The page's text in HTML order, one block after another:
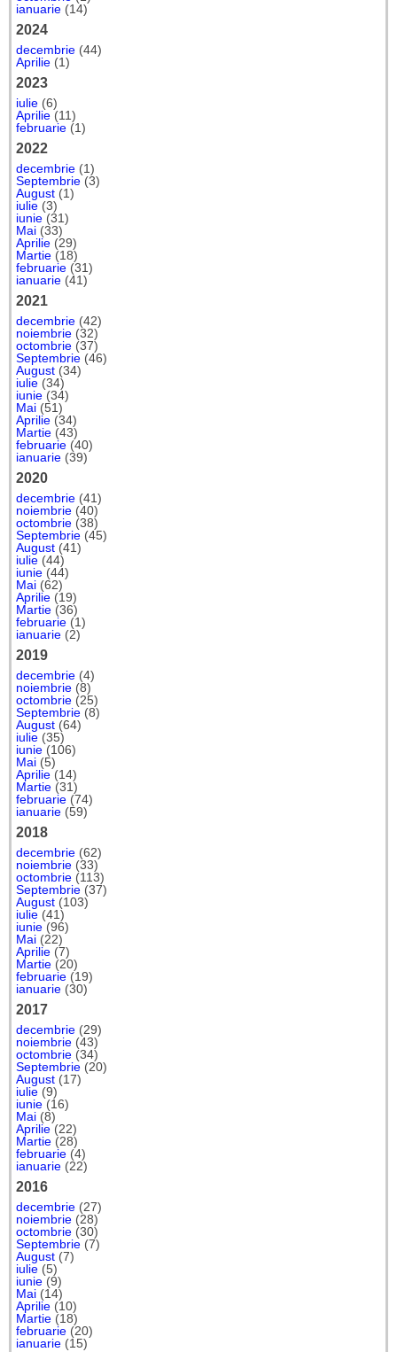
ianuarie (14)
2024
decembrie (44)
Aprilie (1)
2023
iulie (6)
Aprilie (11)
februarie (1)
2022
decembrie (1)
Septembrie (3)
August (1)
iulie (3)
iunie (31)
Mai (33)
Aprilie (29)
Martie (18)
februarie (31)
ianuarie (41)
2021
decembrie (42)
noiembrie (32)
octombrie (37)
Septembrie (46)
August (34)
iulie (34)
iunie (34)
Mai (51)
Aprilie (34)
Martie (43)
februarie (40)
ianuarie (39)
2020
decembrie (41)
noiembrie (40)
octombrie (38)
Septembrie (45)
August (41)
iulie (44)
iunie (44)
Mai (62)
Aprilie (19)
Martie (36)
februarie (1)
ianuarie (2)
2019
decembrie (4)
noiembrie (8)
octombrie (25)
Septembrie (8)
August (64)
iulie (35)
iunie (106)
Mai (5)
Aprilie (14)
Martie (31)
februarie (74)
ianuarie (59)
2018
decembrie (62)
noiembrie (33)
octombrie (113)
Septembrie (37)
August (103)
iulie (41)
iunie (96)
Mai (22)
Aprilie (7)
Martie (20)
februarie (19)
ianuarie (30)
2017
decembrie (29)
noiembrie (43)
octombrie (34)
Septembrie (20)
August (17)
iulie (9)
iunie (16)
Mai (8)
Aprilie (22)
Martie (28)
februarie (4)
ianuarie (22)
2016
decembrie (27)
noiembrie (28)
octombrie (30)
Septembrie (7)
August (7)
iulie (5)
iunie (9)
Mai (14)
Aprilie (10)
Martie (18)
februarie (20)
ianuarie (15)